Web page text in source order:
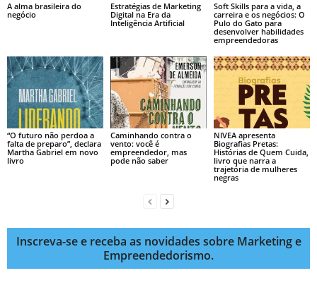
A alma brasileira do
negócio
Estratégias de Marketing
Digital na Era da
Inteligência Artificial
Soft Skills para a vida, a
carreira e os negócios: O
Pulo do Gato para
desenvolver habilidades
empreendedoras
“O futuro não perdoa a
falta de preparo”, declara
Martha Gabriel em novo
livro
Caminhando contra o
vento: você é
empreendedor, mas
pode não saber
NIVEA apresenta
Biografias Pretas:
Histórias de Quem Cuida,
livro que narra a
trajetória de mulheres
negras
Inscreva-se e receba as novidades sobre Marketing e
Empreendedorismo.